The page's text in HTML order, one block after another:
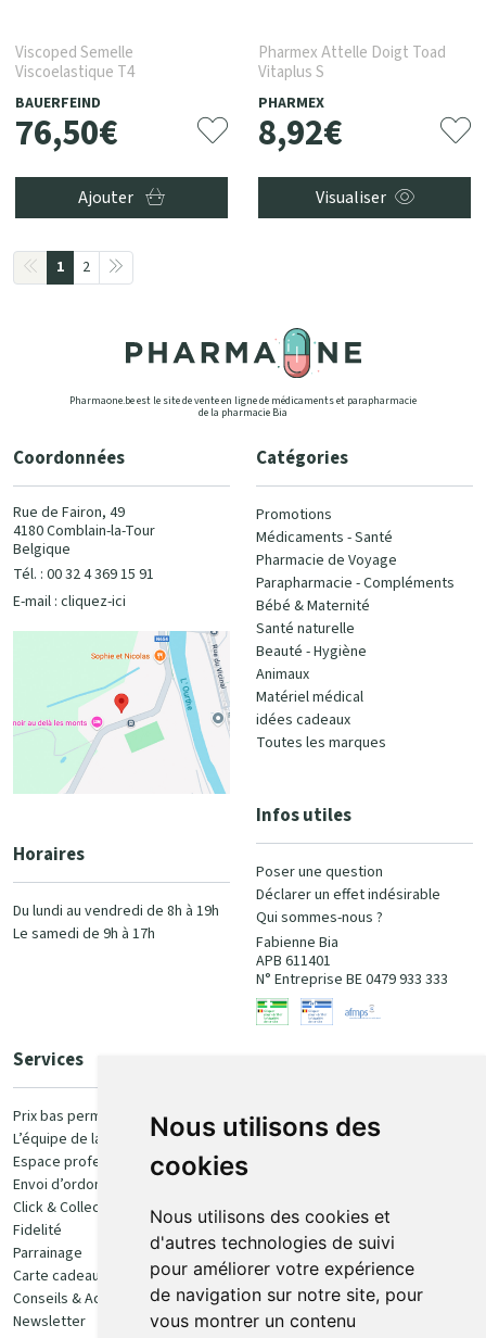
Nous utilisons des
cookies
Nous utilisons des cookies et
d'autres technologies de suivi
pour améliorer votre expérience
de navigation sur notre site, pour
vous montrer un contenu
Viscoped Semelle
Viscoelastique T4
BAUERFEIND
76,50€
Ajouter
Pharmex Attelle Doigt Toad
Vitaplus S
PHARMEX
8,92€
Visualiser
1 2
Pharmaone.be est le site de vente en ligne de médicaments et parapharmacie
de la pharmacie Bia
Coordonnées
Rue de Fairon, 49
4180 Comblain-la-Tour
Belgique
Tél. : 00 32 4 369 15 91
E-mail : cliquez-ici
Horaires
Du lundi au vendredi de 8h à 19h
Le samedi de 9h à 17h
Catégories
Promotions
Médicaments - Santé
Pharmacie de Voyage
Parapharmacie - Compléments
Bébé & Maternité
Santé naturelle
Beauté - Hygiène
Animaux
Matériel médical
idées cadeaux
Toutes les marques
Infos utiles
Poser une question
Déclarer un effet indésirable
Qui sommes-nous ?
Fabienne Bia
APB 611401
N° Entreprise BE 0479 933 333
Services
Prix bas permanent
L’équipe de la pharmacie
Espace professionnel
Envoi d’ordonnance
Click & Collect
Fidelité
Parrainage
Carte cadeau
Conseils & Actualités
Newsletter
100% sécurisé
Retrait et livraison